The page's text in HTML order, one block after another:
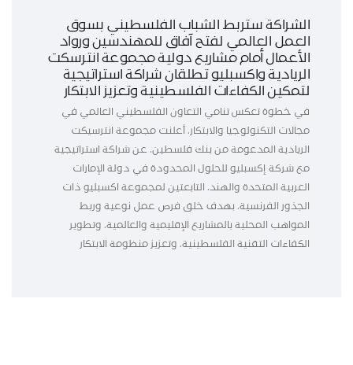
الشراكة ستربط الشباب الفلسطيني بسوق
العمل العالمي لفتح آفاق للمهندسين ورواد
الأعمال أمام مشاريع دولية مجموعة انترسكت
الريادية واكسبليو تطلقان شراكة استراتيجية
لتمكين الكفاءات الفلسطينية وتعزيز الابتكار
في خطوة تعكس تنامي التعاون الفلسطيني العالمي في
مجالات التكنولوجيا والابتكار، أعلنت مجموعة انترسيكت
الريادية المدعومة من بنك فلسطين، عن شراكة استراتيجية
مع شركة إكسبليو للحلول المحدودة في دولة الإمارات
العربية المتحدة والهند، التابعتين لمجموعة اكسبليو ذات
الجذور الفرنسية، بهدف خلق فرص عمل نوعية وربط
المواهب المحلية بالمشاريع الإقليمية والعالمية، وتطوير
الكفاءات التقنية الفلسطينية، وتعزيز منظومة الابتكار